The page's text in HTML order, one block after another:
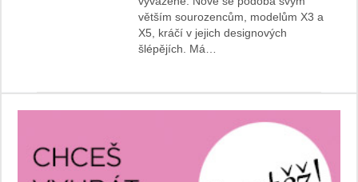
větším sourozencům, modelům X3 a
X5, kráčí v jejich designových
šlépějích. Má…